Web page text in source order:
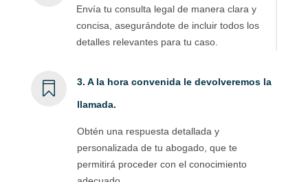
Envía tu consulta legal de manera clara y
concisa, asegurándote de incluir todos los
detalles relevantes para tu caso.
 3. A la hora convenida le devolveremos la
llamada.
Obtén una respuesta detallada y
personalizada de tu abogado, que te
permitirá proceder con el conocimiento